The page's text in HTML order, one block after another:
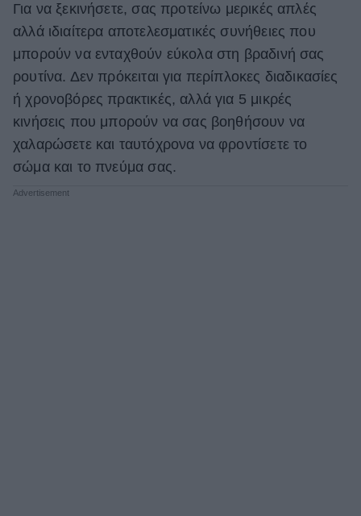
Market News
Για να ξεκινήσετε, σας προτείνω μερικές απλές
αλλά ιδιαίτερα αποτελεσματικές συνήθειες που
μπορούν να ενταχθούν εύκολα στη βραδινή σας
ρουτίνα. Δεν πρόκειται για περίπλοκες διαδικασίες
ή χρονοβόρες πρακτικές, αλλά για 5 μικρές
κινήσεις που μπορούν να σας βοηθήσουν να
χαλαρώσετε και ταυτόχρονα να φροντίσετε το
σώμα και το πνεύμα σας.